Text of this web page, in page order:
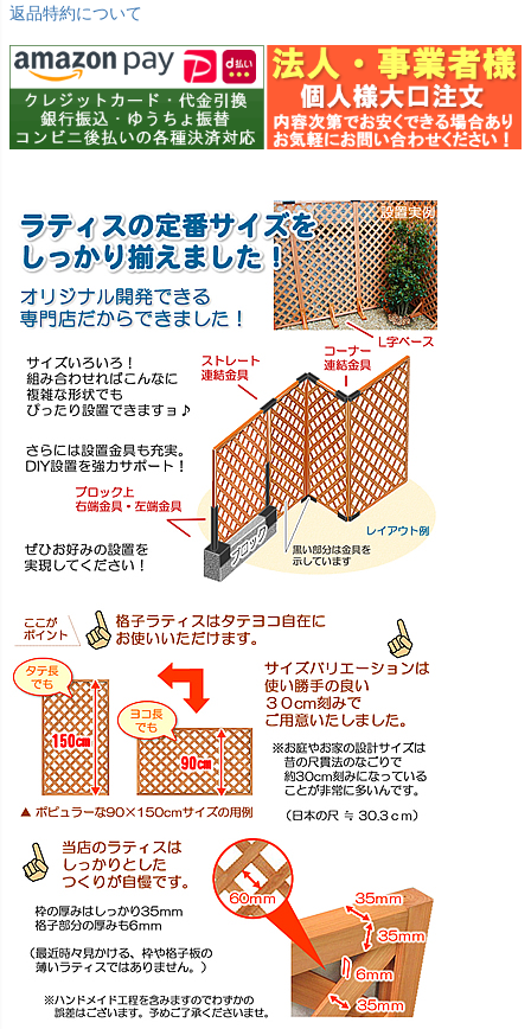
返品特約について